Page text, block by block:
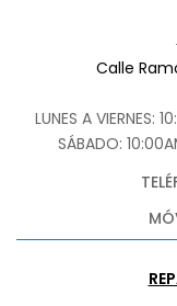
Calle
LUNES A
SÁBADO: